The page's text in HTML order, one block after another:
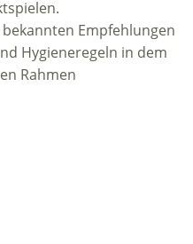
Empfehlungen
Hygieneregeln in dem
Rahmen